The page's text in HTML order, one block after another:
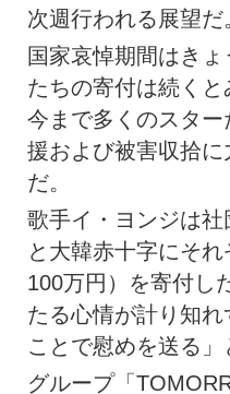
次週行われる展望だ
国家哀悼期間はき
たちの寄付は続くと
今まで多くのスタ
援および被害収拾
だ。
歌手イ・ヨンジは社
と大韓赤十字にそ
100万円）を寄付し
たる心情が計り知
ことで慰めを送る」
グループ「